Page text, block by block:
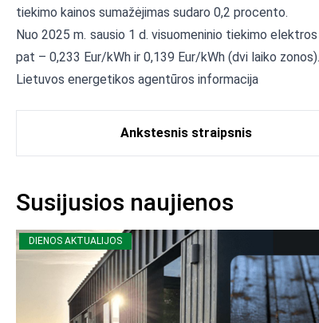
tiekimo kainos sumažėjimas sudaro 0,2 procento.
Nuo 2025 m. sausio 1 d. visuomeninio tiekimo
pat – 0,233 Eur/kWh ir 0,139 Eur/kWh (dvi laiko zonos).
Lietuvos energetikos agentūros informacija
Ankstesnis straipsnis
Susijusios naujienos
DIENOS AKTUALIJOS